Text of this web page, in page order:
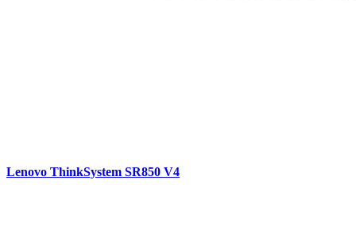
Lenovo ThinkSystem SR850 V4